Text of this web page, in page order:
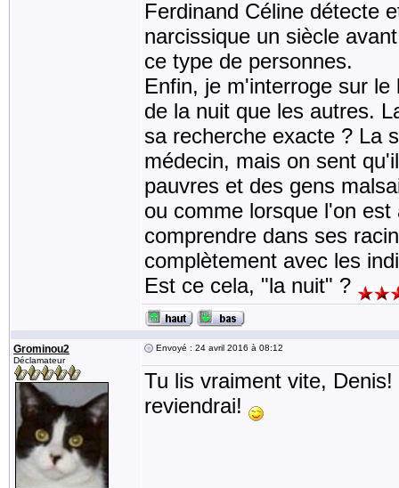
Ferdinand Céline détecte
narcissique un siècle
ce type de personnes.
Enfin, je m'interroge sur
de la nuit que les autres.
sa recherche exacte ? La
médecin, mais on sent
pauvres et des gens
ou comme lorsque l'on
comprendre dans ses
complètement avec les
Est ce cela, "la nuit" ?
Grominou2
Déclamateur
Envoyé : 24 avril 2016 à 08:12
Tu lis vraiment vite,
reviendrai!